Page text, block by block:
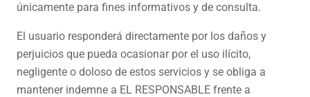
únicamente para fines informativos y de consulta.
El usuario responderá directamente por los daños y
perjuicios que pueda ocasionar por el uso ilícito,
negligente o doloso de estos servicios y se obliga a
mantener indemne a EL RESPONSABLE frente a